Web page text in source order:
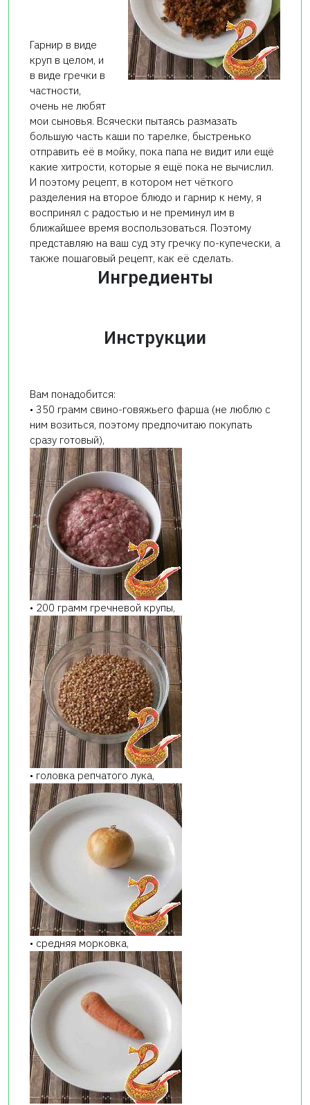
Гарнир в виде
круп в целом, и
в виде гречки в
частности,
очень не любят
мои сыновья. Всячески пытаясь размазать
большую часть каши по тарелке, быстренько
отправить её в мойку, пока папа не видит или ещё
какие хитрости, которые я ещё пока не вычислил.
И поэтому рецепт, в котором нет чёткого
разделения на второе блюдо и гарнир к нему, я
воспринял с радостью и не преминул им в
ближайшее время воспользоваться. Поэтому
представляю на ваш суд эту гречку по-купечески, а
также пошаговый рецепт, как её сделать.
Ингредиенты
Инструкции
Вам понадобится:
• 350 грамм свино-говяжьего фарша (не люблю с
ним возиться, поэтому предпочитаю покупать
сразу готовый),
• 200 грамм гречневой крупы,
• головка репчатого лука,
• средняя морковка,